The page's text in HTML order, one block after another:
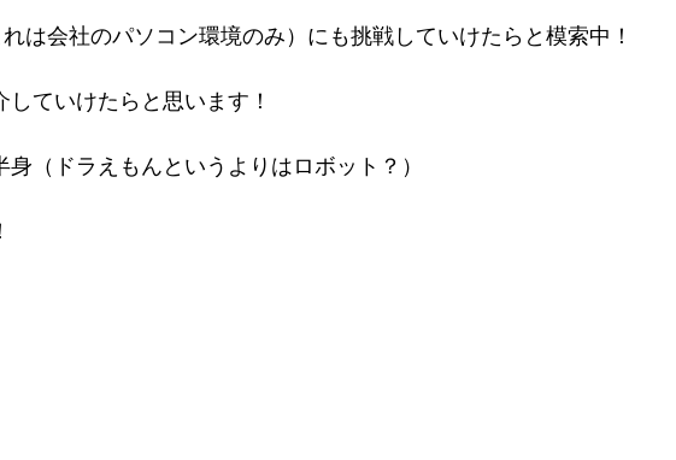
は会社のパソコン環境のみ）にも挑戦していけたらと模索中！
ていけたらと思います！
（ドラえもんというよりはロボット？）